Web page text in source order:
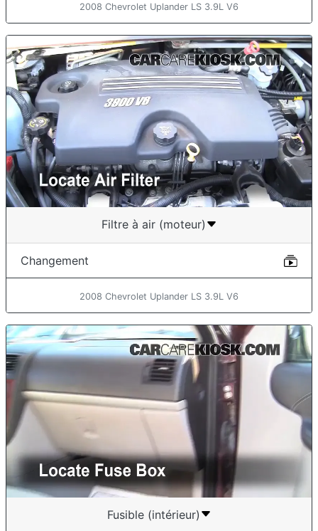
2008 Chevrolet Uplander LS 3.9L V6
Filtre à air (moteur)
Changement
2008 Chevrolet Uplander LS 3.9L V6
Fusible (intérieur)